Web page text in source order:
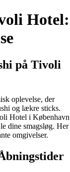
Hotel:
på Tivoli
oplevelse, der
og lækre sticks.
Hotel i København
dine smagsløg. Her
omgivelser.